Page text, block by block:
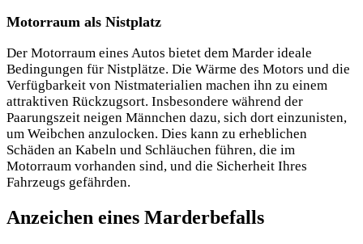
Motorraum als Nistplatz
Der Motorraum eines Autos bietet dem Marder ideale
Bedingungen für Nistplätze. Die Wärme des Motors und die
Verfügbarkeit von Nistmaterialien machen ihn zu einem
attraktiven Rückzugsort. Insbesondere während der
Paarungszeit neigen Männchen dazu, sich dort einzunisten,
um Weibchen anzulocken. Dies kann zu erheblichen
Schäden an Kabeln und Schläuchen führen, die im
Motorraum vorhanden sind, und die Sicherheit Ihres
Fahrzeugs gefährden.
Anzeichen eines Marderbefalls